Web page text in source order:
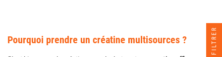
pourquoi prendre un créatine multisources ? FILTRER